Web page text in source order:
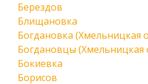
Берездов
Блищановка
Богдановка (Хмельницкая
Богдановцы (Хмельницкая
Бокиевка
Борисов